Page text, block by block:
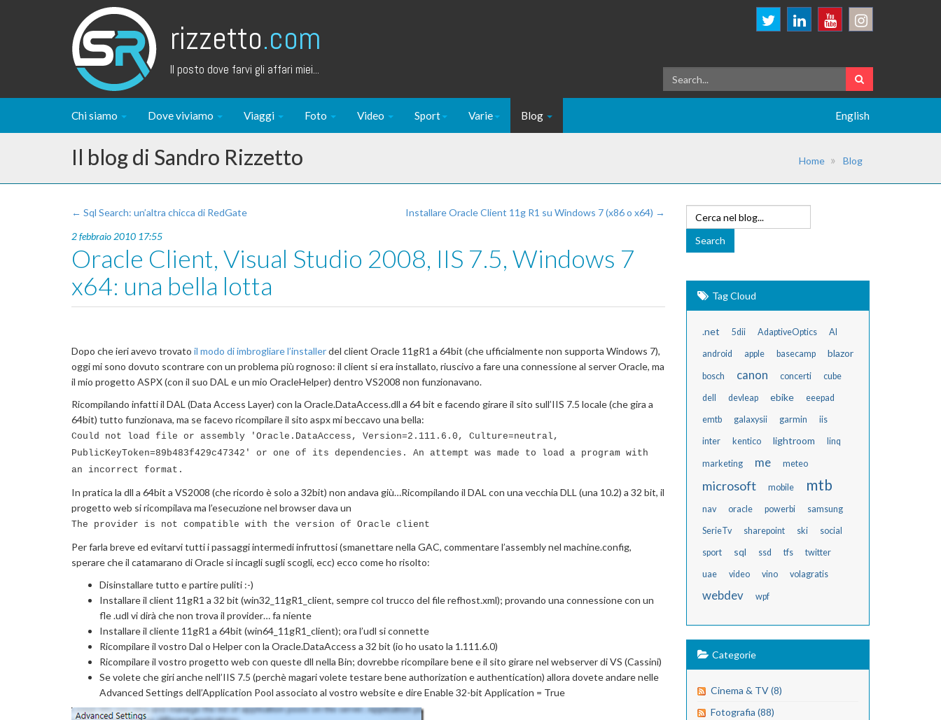
rizzetto.com
Il posto dove farvi gli affari miei...
Chi siamo Dove viviamo Viaggi Foto Video Sport Varie Blog English
Il blog di Sandro Rizzetto Home Blog
← Sql Search: un’altra chicca di RedGate
Installare Oracle Client 11g R1 su Windows 7 (x86 o x64) →
2 febbraio 2010 17:55
Oracle Client, Visual Studio 2008, IIS 7.5, Windows 7
x64: una bella lotta
Dopo che ieri avevo trovato il modo di imbrogliare l’installerdel client Oracle 11gR1 a 64bit (che ufficialmente non supporta Windows 7),
oggi mi sono dovuto scontrare con un problema più rognoso: il client si era installato, riuscivo a fare una connessione al server Oracle, ma
il mio progetto ASPX (con il suo DAL e un mio OracleHelper) dentro VS2008 non funzionavano.
Ricompilando infatti il DAL (Data Access Layer) con la Oracle.DataAccess.dll a 64 bit e facendo girare il sito sull’IIS 7.5 locale (che gira a
64bit) tutto funzionava, ma se facevo ricompilare il sito aspx mi beccavo una bella:
Could not load file or assembly 'Oracle.DataAccess, Version=2.111.6.0, Culture=neutral,
PublicKeyToken=89b483f429c47342' or one of its dependencies. An attempt was made to load a program with
an incorrect format.
In pratica la dll a 64bit a VS2008 (che ricordo è solo a 32bit) non andava giù…Ricompilando il DAL con una vecchia DLL (una 10.2) a 32 bit, il
progetto web si ricompilava ma l’esecuzione nel browser dava un
The provider is not compatible with the version of Oracle client
Per farla breve ed evitarvi tutti i passaggi intermedi infruttosi (smanettare nella GAC, commentare l’assembly nel machine.config,
sperare che il catamarano di Oracle si incagli sugli scogli, ecc) ecco come ho risolto:
Disinstallare tutto e partire puliti :-)
Installare il client 11gR1 a 32 bit (win32_11gR1_client, sempre col trucco del file refhost.xml); provando una connessione con un
fle .udl vi dirà che non trova il provider… fa niente
Installare il cliente 11gR1 a 64bit (win64_11gR1_client); ora l’udl si connette
Ricompilare il vostro Dal o Helper con la Oracle.DataAccess a 32 bit (io ho usato la 1.111.6.0)
Ricompilare il vostro progetto web con queste dll nella Bin; dovrebbe ricompilare bene e il sito girare nel webserver di VS (Cassini)
Se volete che giri anche nell’IIS 7.5 (perchè magari volete testare bene authorization e authentication) allora dovete andare nelle
Advanced Settings dell’Application Pool associato al vostro website e dire Enable 32-bit Application = True
Tag Cloud
.net 5dii AdaptiveOptics AI
android apple basecamp blazor
bosch canon concerti cube
dell devleap ebike eeepad
emtb galaxysii garmin iis
inter kentico lightroom linq
marketing me meteo
microsoft mobile mtb
nav oracle powerbi samsung
SerieTv sharepoint ski social
sport sql ssd tfs twitter
uae video vino volagratis
webdev wpf
Categorie
Cinema & TV (8)
Fotografia (88)